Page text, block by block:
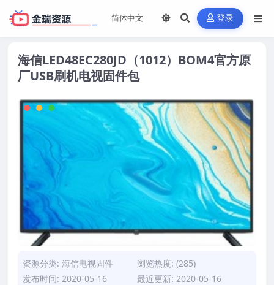
登录
海信LED48EC280JD（1012）BOM4官方原
厂USB刷机电视固件包
资源分类: 海信电视固件
浏览热度: (285)
发布时间: 2020-05-16
最近更新: 2020-05-16